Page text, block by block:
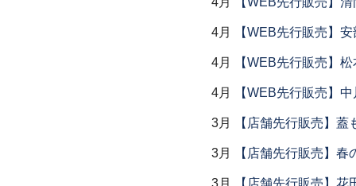
4月 【WEB先行販売】
4月 【WEB先行販売】
4月 【WEB先行販売】
3月 【店舗先行販売】蓋
3月 【店舗先行販売】春
3月 【店舗先行販売】